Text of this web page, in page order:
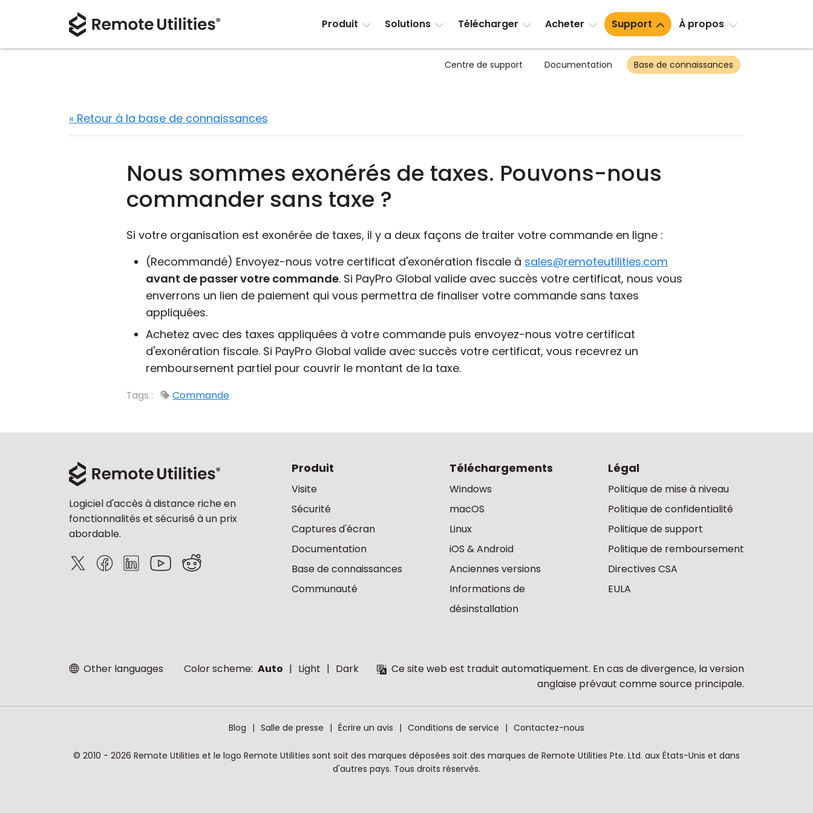
Produit Solutions Télécharger Acheter Support À propos
Centre de support Documentation Base de connaissances
« Retour à la base de connaissances
Nous sommes exonérés de taxes. Pouvons-nous
commander sans taxe ?
Si votre organisation est exonérée de taxes, il y a deux façons de traiter votre commande en ligne :
(Recommandé) Envoyez-nous votre certificat d'exonération fiscale à sales@remoteutilities.com
avant de passer votre commande. Si PayPro Global valide avec succès votre certificat, nous vous
enverrons un lien de paiement qui vous permettra de finaliser votre commande sans taxes
appliquées.
Achetez avec des taxes appliquées à votre commande puis envoyez-nous votre certificat
d'exonération fiscale. Si PayPro Global valide avec succès votre certificat, vous recevrez un
remboursement partiel pour couvrir le montant de la taxe.
Tags : Commande
Logiciel d'accès à distance riche en
fonctionnalités et sécurisé à un prix
abordable.
Produit
Visite
Sécurité
Captures d'écran
Documentation
Base de connaissances
Communauté
Téléchargements
Windows
macOS
Linux
iOS & Android
Anciennes versions
Informations de
désinstallation
Légal
Politique de mise à niveau
Politique de confidentialité
Politique de support
Politique de remboursement
Directives CSA
EULA
Other languages Color scheme: Auto Light Dark
Ce site web est traduit automatiquement. En cas de divergence, la version
anglaise prévaut comme source principale.
Blog Salle de presse Écrire un avis Conditions de service Contactez-nous
© 2010 - 2026 Remote Utilities et le logo Remote Utilities sont soit des marques déposées soit des marques de Remote Utilities Pte. Ltd. aux États-Unis et dans
d'autres pays. Tous droits réservés.